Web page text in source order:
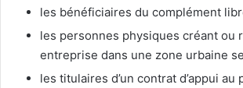
les bénéficiaires du complément
les personnes physiques créant ou
entreprise dans une zone urbaine
les titulaires d’un contrat d’appui au